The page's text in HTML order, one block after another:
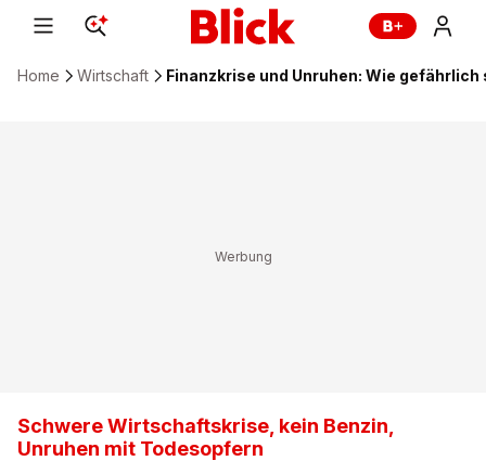
Home Wirtschaft Finanzkrise und Unruhen: Wie gefährlich
Schwere Wirtschaftskrise, kein Benzin,
Unruhen mit Todesopfern